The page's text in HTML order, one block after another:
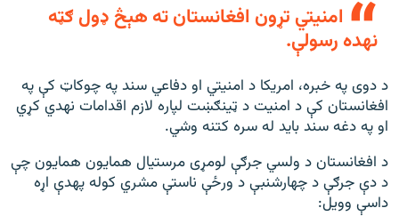
امنیتي تړون افغانستان ته هېڅ ډول ګټه
نه‎ده رسولې.
د دوی په خبره، امریکا د امنیتي او دفاعي سند په چوکاټ کې په
افغانستان کې د امنیت د ټینګښت لپاره لازم اقدامات نه‎دي کړي
او په دغه سند باید له سره کتنه وشي.
د افغانستان د ولسي جرګې لومړی مرستیال همایون همایون چې
د دې جرګې د چهارشنبې د ورځې ناستې مشري کوله په‎دې اړه
داسې وویل: